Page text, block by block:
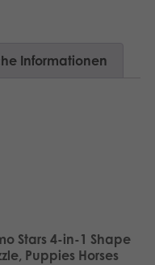
Informationen
Stars 4-in-1 Shape
Puppies Horses